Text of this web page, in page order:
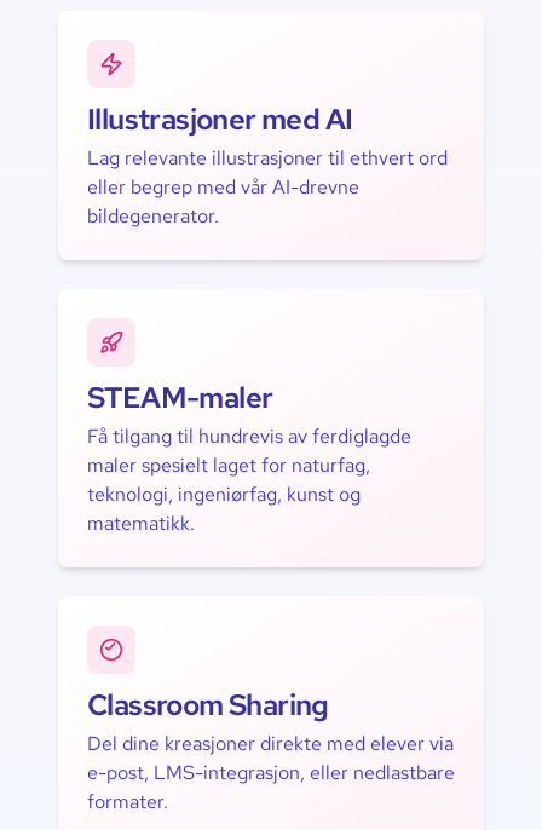
Illustrasjoner med AI
Lag relevante illustrasjoner til ethvert ord
eller begrep med vår AI-drevne
bildegenerator.
STEAM-maler
Få tilgang til hundrevis av ferdiglagde
maler spesielt laget for naturfag,
teknologi, ingeniørfag, kunst og
matematikk.
Classroom Sharing
Del dine kreasjoner direkte med elever via
e-post, LMS-integrasjon, eller nedlastbare
formater.